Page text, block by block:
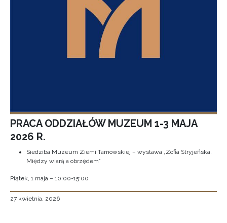
PRACA ODDZIAŁÓW MUZEUM 1-3 MAJA
2026 R.
Siedziba Muzeum Ziemi Tarnowskiej – wystawa „Zofia Stryjeńska.
Między wiarą a obrzędem”
Piątek, 1 maja – 10:00-15:00
27 kwietnia, 2026